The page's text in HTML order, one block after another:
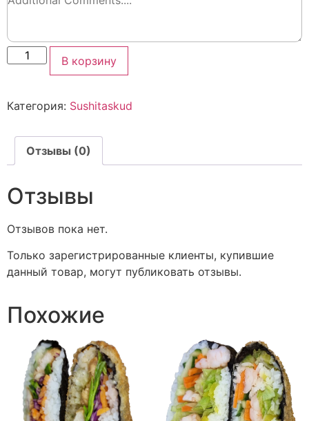
В корзину
Категория: Sushitaskud
Отзывы (0)
Отзывы
Отзывов пока нет.
Только зарегистрированные клиенты, купившие
данный товар, могут публиковать отзывы.
Похожие